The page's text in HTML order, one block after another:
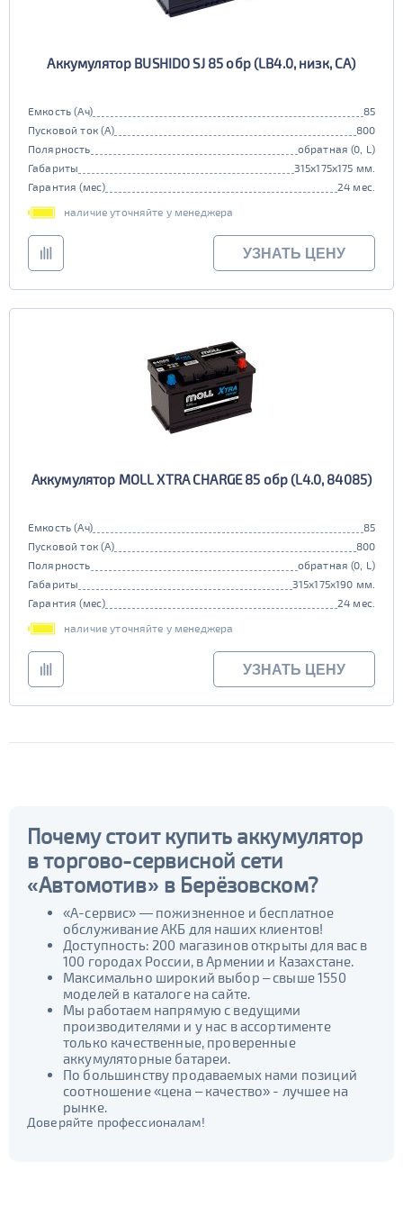
Аккумулятор BUSHIDO SJ 85 обр (LB4.0, низк, CA)
Емкость (Ач)
85
Пусковой ток (А)
800
Полярность
обратная (0, L)
Габариты
315x175x175 мм.
Гарантия (мес)
24 мес.
наличие уточняйте у менеджера
УЗНАТЬ ЦЕНУ
Аккумулятор MOLL XTRA CHARGE 85 обр (L4.0, 84085)
Емкость (Ач)
85
Пусковой ток (А)
800
Полярность
обратная (0, L)
Габариты
315x175x190 мм.
Гарантия (мес)
24 мес.
наличие уточняйте у менеджера
УЗНАТЬ ЦЕНУ
Почему стоит купить аккумулятор
в торгово-сервисной сети
«Автомотив» в Берёзовском?
«А-сервис» — пожизненное и бесплатное
обслуживание АКБ для наших клиентов!
Доступность: 200 магазинов открыты для вас в
100 городах России, в Армении и Казахстане.
Максимально широкий выбор – свыше 1550
моделей в каталоге на сайте.
Мы работаем напрямую с ведущими
производителями и у нас в ассортименте
только качественные, проверенные
аккумуляторные батареи.
По большинству продаваемых нами позиций
соотношение «цена – качество» - лучшее на
рынке.
Доверяйте профессионалам!